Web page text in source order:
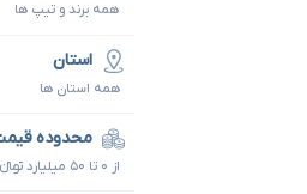
همه برند و تیپ ها
استان
همه استان ها
محدوده
از ۰ تا ۵۰ میلیارد تومانءءء